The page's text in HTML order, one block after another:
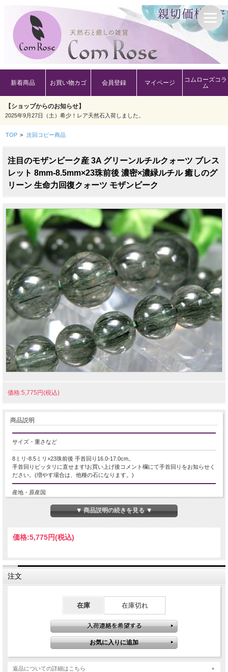
新着商品 お買い物カゴ 会員登録 マイページ
コムローズコラ
ム
【ショップからのお知らせ】
2025年9月27日（土）希少！レア天然石入荷しました。
TOP > 次回コピー商品
注目のモザンビーク産 3A グリーンルチルクォーツ ブレス
レット 8mm-8.5mm×23珠前後 濃密×濃緑ルチル 癒しのグ
リーン 生命力回復クォーツ モザンビーク
価格:5,775円(税込)
商品説明
サイズ・重さなど
8ミリ-8.5ミリ×23珠前後 手首回り16.0-17.0cm。
手首回りピッタリに直せます!お買い上げ後コメント欄にて手首回りをお知らせく
ださい。(増やす場合は、他種の石になります。)
産地・原産国
モザンビーク テテ州産
グレードなど
名称など
グリーンルチルクォーツ
水晶体に、ディープグリーンのはっきりとした針状結晶が入っています。
モザンビーク産の天然石は、鮮やかな発色と透明度の高さが特徴で、特にグリー
ンルチルクォーツはその美しさで人気を集めています。
グリーンルチルクォーツは、ルチルと名前が付いているものの、厳密にはトルマ
鉱物学的にはルチルクォーツとは別物ですが、針状のインクルージョンによっ
て、ルチルとして表現されています。
▼ 商品説明の続きを見る ▼
価格:5,775円(税込)
注文
在庫 在庫切れ
返品についての詳細はこちら